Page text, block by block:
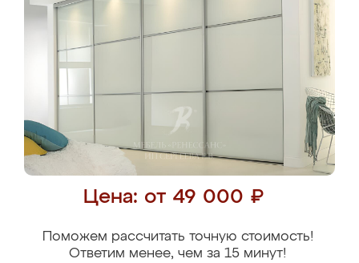
Цена: от 49 000 ₽
Поможем рассчитать точную стоимость!
Ответим менее, чем за 15 минут!